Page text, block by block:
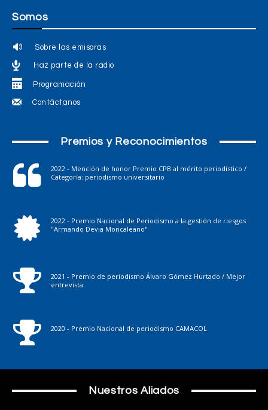
Somos
Sobre las emisoras
Haz parte de la radio
Programación
Contáctanos
Premios y Reconocimientos
2022 - Mención de honor Premio CPB al mérito periodístico /
Categoría: periodismo universitario
2022 - Premio Nacional de Periodismo a la gestión de riesgos
"Armando Devia Moncaleano"
2021 - Premio de periodismo Álvaro Gómez Hurtado / Mejor
entrevista
2020 - Premio Nacional de periodismo CAMACOL
Nuestros Aliados